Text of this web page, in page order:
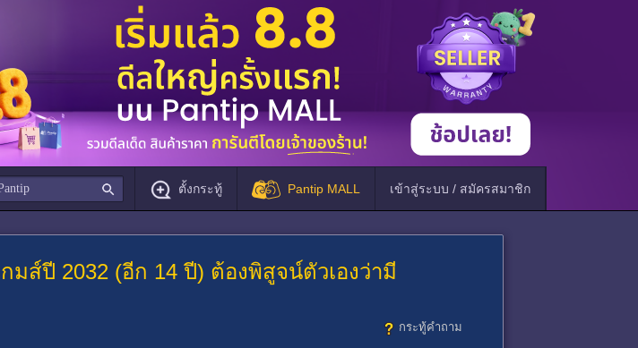
ตั้งกระทู้ Pantip MALL เข้าสู่ระบบ / สมัครสมาชิก
มส์ปี 2032 (อีก 14 ปี) ต้องพิสูจน์ตัวเองว่ามี
กระทู้คำถาม